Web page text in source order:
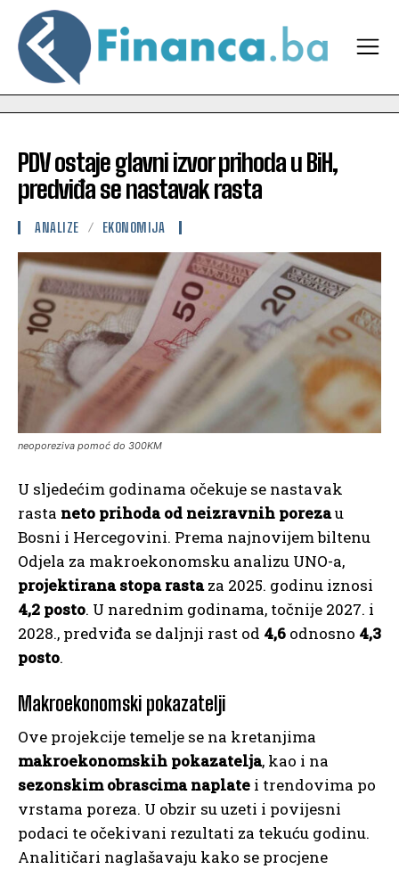
PDV ostaje glavni izvor prihoda u BiH,
predviđa se nastavak rasta
ANALIZE EKONOMIJA
neoporeziva pomoć do 300KM
U sljedećim godinama očekuje se nastavak
rasta neto prihoda od neizravnih porezau
Bosni i Hercegovini. Prema najnovijem biltenu
Odjela za makroekonomsku analizu UNO-a,
projektirana stopa rastaza 2025. godinu iznosi
4,2 posto. U narednim godinama, točnije 2027. i
2028., predviđa se daljnji rast od 4,6 odnosno 4,3
posto.
Makroekonomski pokazatelji
Ove projekcije temelje se na kretanjima
makroekonomskih pokazatelja, kao i na
sezonskim obrascima naplate i trendovima po
vrstama poreza. U obzir su uzeti i povijesni
podaci te očekivani rezultati za tekuću godinu.
Analitičari naglašavaju kako se procjene